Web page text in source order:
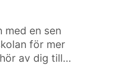
med en sen
för mer
av dig till…